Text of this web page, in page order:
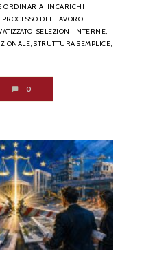
ORDINARIA, INCARICHI
PROCESSO DEL LAVORO,
SELEZIONI INTERNE,
STRUTTURA SEMPLICE,
0